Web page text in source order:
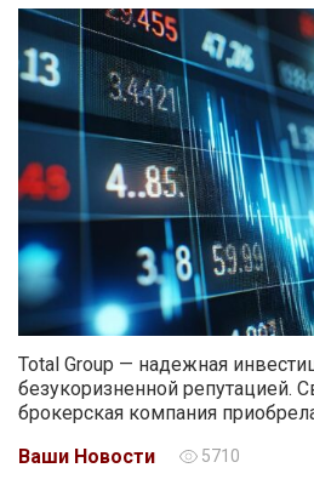
Total Group — надежная
безукоризненной репутацией.
брокерская компания
Ваши Новости
5710